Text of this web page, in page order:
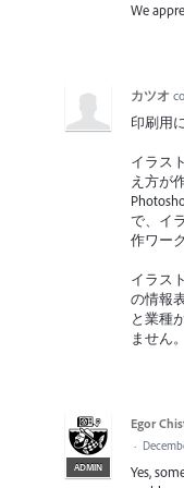
We
カツオ
印刷用
イラス
え方が
で、イ
作ワー
イラス
の情報
と業種
ません。
ADMIN
Egor
·
Yes,